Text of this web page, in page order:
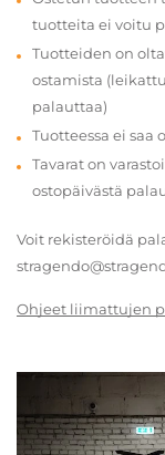
tuotteita ei voitu
Tuotteiden on
ostamista
palauttaa)
Tuotteessa ei saa
Tavarat on
ostopäivästä
Voit rekisteröidä
Ohjeet liimattujen